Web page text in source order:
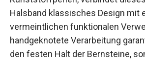
Halsband klassisches Design mit
vermeintlichen funktionalen
handgeknotete Verarbeitung
den festen Halt der Bernsteine,